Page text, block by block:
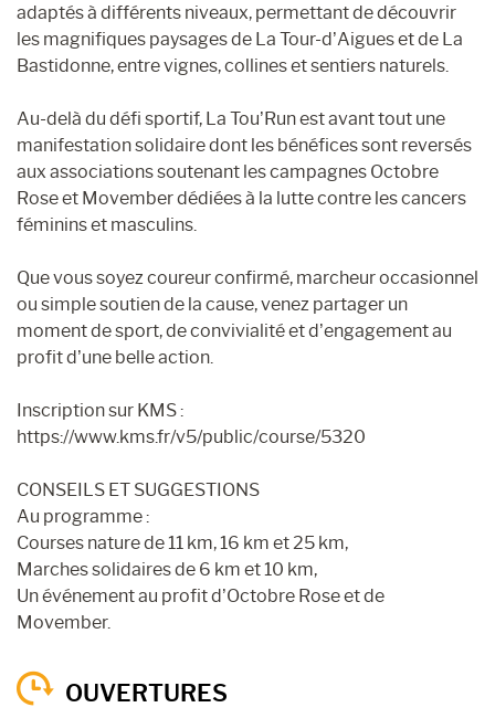
adaptés à différents niveaux, permettant de découvrir
les magnifiques paysages de La Tour-d’Aigues et de La
Bastidonne, entre vignes, collines et sentiers naturels.
Au-delà du défi sportif, La Tou’Run est avant tout une
manifestation solidaire dont les bénéfices sont reversés
aux associations soutenant les campagnes Octobre
Rose et Movember dédiées à la lutte contre les cancers
féminins et masculins.
Que vous soyez coureur confirmé, marcheur occasionnel
ou simple soutien de la cause, venez partager un
moment de sport, de convivialité et d’engagement au
profit d’une belle action.
Inscription sur KMS :
https://www.kms.fr/v5/public/course/5320
CONSEILS ET SUGGESTIONS
Au programme :
Courses nature de 11 km, 16 km et 25 km,
Marches solidaires de 6 km et 10 km,
Un événement au profit d’Octobre Rose et de
Movember.
OUVERTURES